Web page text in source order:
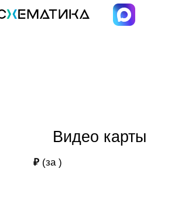
Видео карты
₽ (за )